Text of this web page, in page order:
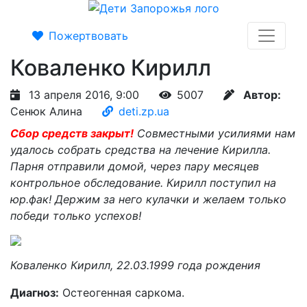
Пожертвовать
Коваленко Кирилл
13 апреля 2016, 9:00 5007
Автор:
Сенюк Алина
deti.zp.ua
Сбор средств закрыт! Совместными усилиями нам
удалось собрать средства на лечение Кирилла.
Парня отправили домой, через пару месяцев
контрольное обследование. Кирилл поступил на
юр.фак! Держим за него кулачки и желаем только
победи только успехов!
Коваленко Кирилл, 22.03.1999 года рождения
Диагноз: Остеогенная саркома.